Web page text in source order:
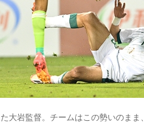
大岩監督。チームはこの勢いのま